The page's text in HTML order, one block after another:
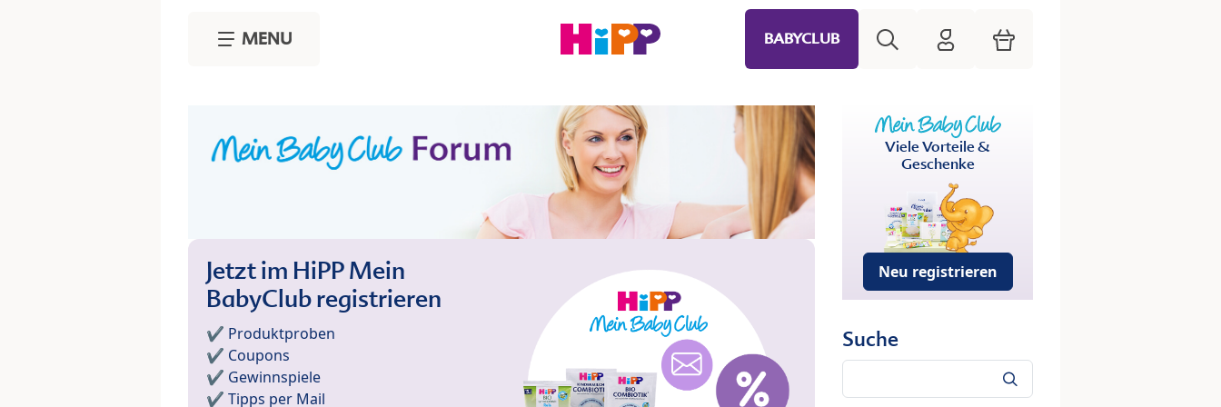
MENU BABYCLUB HiPP Mein Babyclub
Warenkorb
Jetzt im HiPP Mein
BabyClub registrieren
✔️ Produktproben
✔️ Coupons
✔️ Gewinnspiele
✔️ Tipps per Mail
Viele Vorteile &
Geschenke
Neu registrieren
Suche